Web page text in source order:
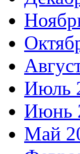
Июль
Июнь
Май